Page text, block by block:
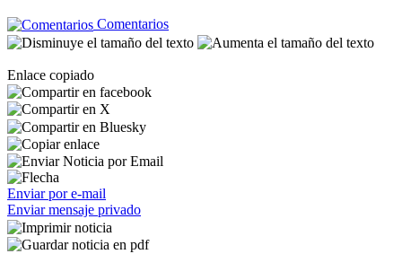
Comentarios
Enlace copiado
Enviar por e-mail
Enviar mensaje privado